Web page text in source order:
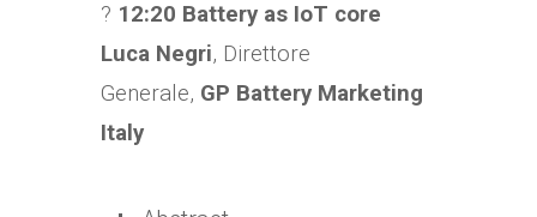
? 12:20 Battery as IoT core
Luca Negri, Direttore
Generale, GP Battery Marketing
Italy